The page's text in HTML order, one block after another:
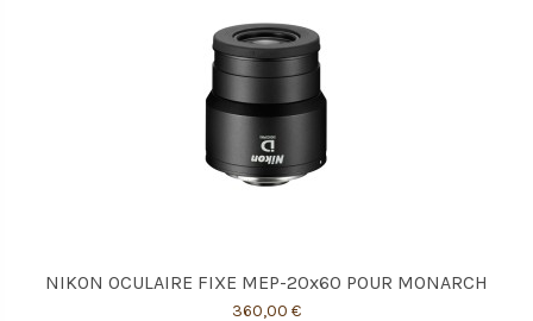
NIKON OCULAIRE FIXE MEP-20x60 POUR MONARCH
360,00 €